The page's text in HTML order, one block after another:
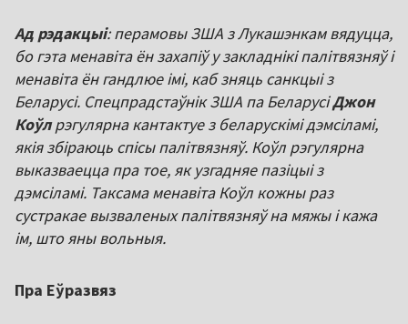
Ад рэдакцыі: перамовы ЗША з Лукашэнкам вядуцца,
бо гэта менавіта ён захапіў у закладнікі палітвязняў і
менавіта ён гандлюе імі, каб зняць санкцыі з
Беларусі. Спецпрадстаўнік ЗША па БеларусіДжон
Коўлрэгулярна кантактуе з беларускімі дэмсіламі,
якія збіраюць спісы палітвязняў. Коўл рэгулярна
выказваецца пра тое, як узгадняе пазіцыі з
дэмсіламі. Таксама менавіта Коўл кожны раз
сустракае вызваленых палітвязняў на мяжы і кажа
ім, што яны вольныя.
Пра Еўразвяз